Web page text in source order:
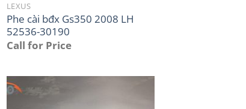
LEXUS
Phe cài bđx Gs350 2008 LH
52536-30190
Call for Price